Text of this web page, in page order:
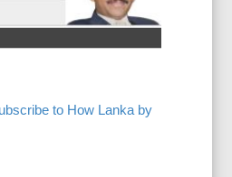
to How Lanka by